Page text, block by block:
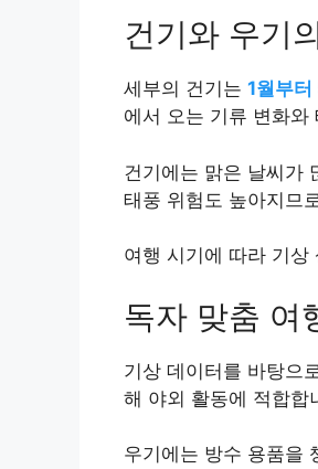
건기와 우기
세부의 건기는 1월부터
에서 오는 기류 변화와
건기에는 맑은 날씨가
태풍 위험도 높아지므
여행 시기에 따라 기상
독자 맞춤 여
기상 데이터를 바탕으
해 야외 활동에 적합합
우기에는 방수 용품을